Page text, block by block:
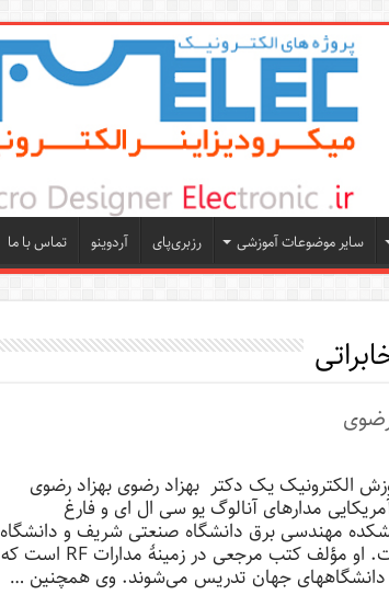
سایر موضوعات آموزشی رزبری‌پای آردوینو تماس با ما
الکترونیک یک دکتر بهزاد رضوی بهزاد رضوی
آمریکایی مدارهای آنالوگ یو سی ال ای و فارغ
مهندسی برق دانشگاه صنعتی شریف و دانشگاه
استنفورد است. او مؤلف کتب مرجعی در زمینهٔ مدارات RF است که
دانشگاههای جهان تدریس می‌شوند. وی همچنین …